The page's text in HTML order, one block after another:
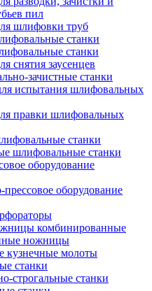
пил
шлифовки труб
станки
станки
снятия заусенцев
зачистные станки
испытания шлифовальных
правки шлифовальных
станки
шлифовальные станки
оборудование
прессовое оборудование
комбинированные
ножницы
кузнечные молоты
станки
строгальные станки